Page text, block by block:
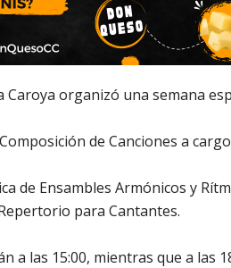
Caroya organizó una semana
de Canciones a
de Ensambles Armónicos y
para Cantantes.
a las 15:00, mientras que a las